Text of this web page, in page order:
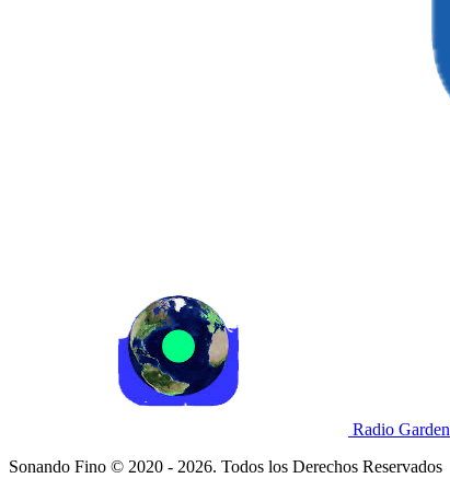
Radio Garden
Sonando Fino © 2020 - 2026. Todos los Derechos Reservados